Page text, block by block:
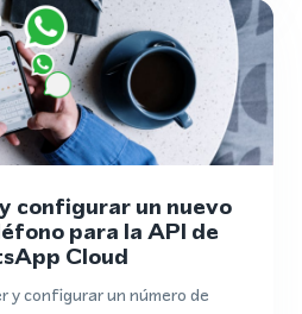
configurar un nuevo
para la API de
Cloud
y configurar un número de